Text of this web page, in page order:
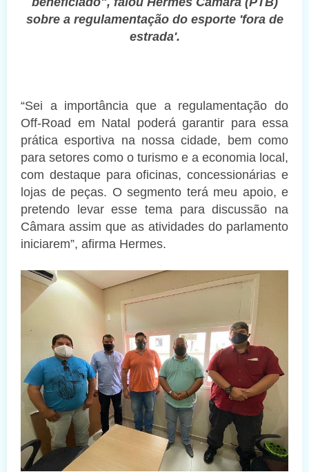
sobre a regulamentação do esporte 'fora de
estrada'.
“Sei a importância que a regulamentação do
Off-Road em Natal poderá garantir para essa
prática esportiva na nossa cidade, bem como
para setores como o turismo e a economia local,
com destaque para oficinas, concessionárias e
lojas de peças. O segmento terá meu apoio, e
pretendo levar esse tema para discussão na
Câmara assim que as atividades do parlamento
iniciarem”, afirma Hermes.